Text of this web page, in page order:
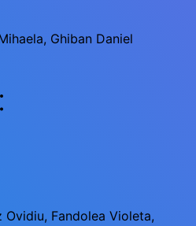
Ghiban Daniel
Fandolea Violeta,